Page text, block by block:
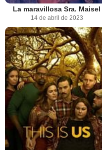
La maravillosa Sra. Maisel
14 de abril de 2023